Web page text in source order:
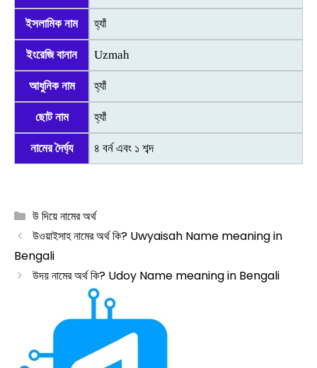
ইসলামিক নাম হ্যাঁ
ইংরেজি বানান Uzmah
আধুনিক নাম হ্যাঁ
ছোট নাম হ্যাঁ
নামের দৈর্ঘ্য ৪ বর্ন এবং ১ শব্দ
Categories
উ দিয়ে নামের অর্থ
উওয়াইসাহ নামের অর্থ কি? Uwyaisah Name meaning in
Bengali
উদয় নামের অর্থ কি? Udoy Name meaning in Bengali